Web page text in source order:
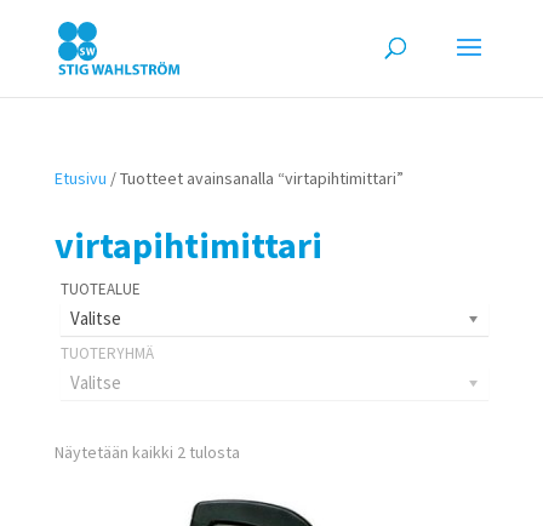
Etusivu / Tuotteet avainsanalla “virtapihtimittari”
virtapihtimittari
Valitse
Valitse
Näytetään kaikki 2 tulosta